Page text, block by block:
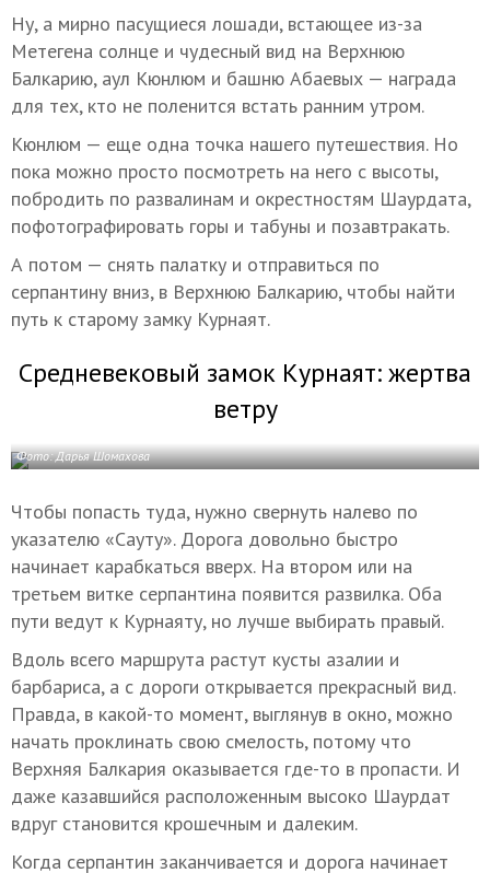
Ну, а мирно пасущиеся лошади, встающее из-за
Метегена солнце и чудесный вид на Верхнюю
Балкарию, аул Кюнлюм и башню Абаевых — награда
для тех, кто не поленится встать ранним утром.
Кюнлюм — еще одна точка нашего путешествия. Но
пока можно просто посмотреть на него с высоты,
побродить по развалинам и окрестностям Шаурдата,
пофотографировать горы и табуны и позавтракать.
А потом — снять палатку и отправиться по
серпантину вниз, в Верхнюю Балкарию, чтобы найти
путь к старому замку Курнаят.
Средневековый замок Курнаят: жертва
ветру
Фото: Дарья Шомахова
Чтобы попасть туда, нужно свернуть налево по
указателю «Сауту». Дорога довольно быстро
начинает карабкаться вверх. На втором или на
третьем витке серпантина появится развилка. Оба
пути ведут к Курнаяту, но лучше выбирать правый.
Вдоль всего маршрута растут кусты азалии и
барбариса, а с дороги открывается прекрасный вид.
Правда, в какой-то момент, выглянув в окно, можно
начать проклинать свою смелость, потому что
Верхняя Балкария оказывается где-то в пропасти. И
даже казавшийся расположенным высоко Шаурдат
вдруг становится крошечным и далеким.
Когда серпантин заканчивается и дорога начинает